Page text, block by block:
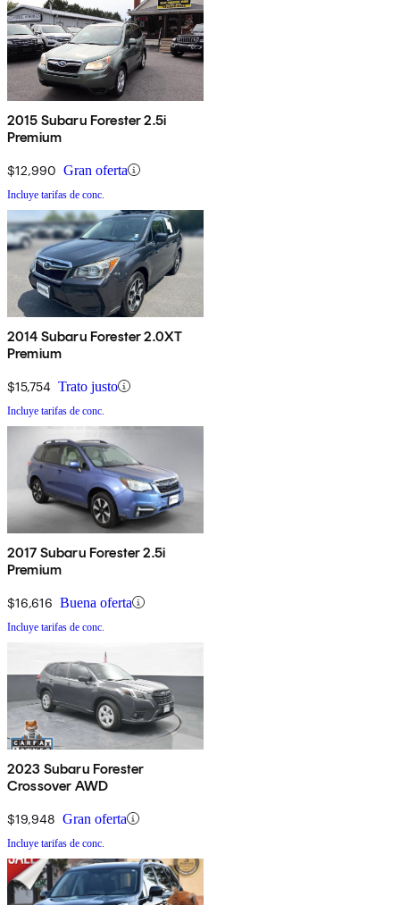
2015 Subaru Forester 2.5i
Premium
$12,990 Gran oferta
Incluye tarifas de conc.
2014 Subaru Forester 2.0XT
Premium
$15,754 Trato justo
Incluye tarifas de conc.
2017 Subaru Forester 2.5i
Premium
$16,616 Buena oferta
Incluye tarifas de conc.
2023 Subaru Forester
Crossover AWD
$19,948 Gran oferta
Incluye tarifas de conc.